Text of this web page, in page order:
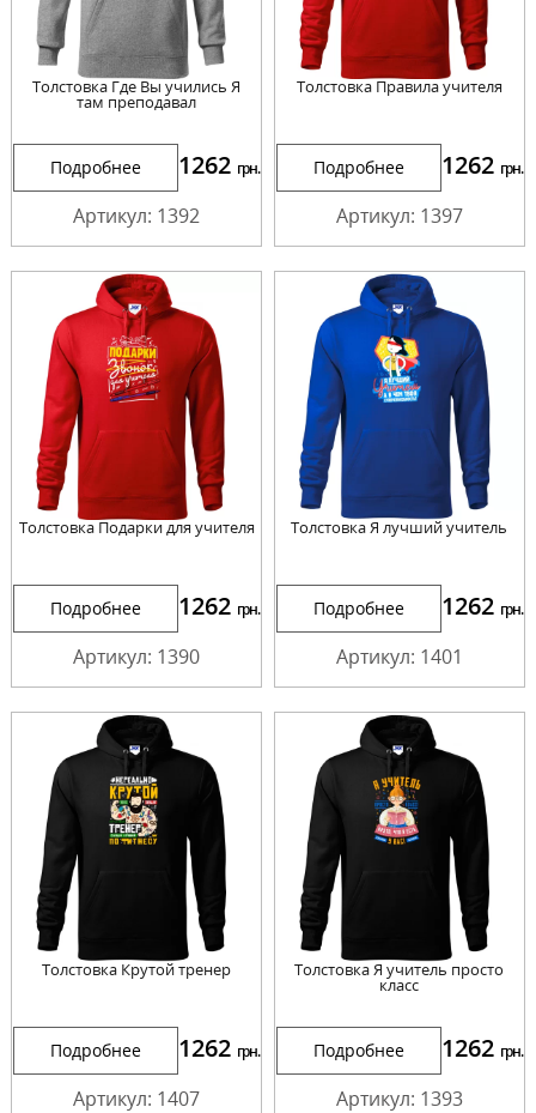
Толстовка Где Вы учились Я
там преподавал
Подробнее 1262 грн.
Артикул: 1392
Толстовка Правила учителя
Подробнее 1262 грн.
Артикул: 1397
Толстовка Подарки для учителя
Подробнее 1262 грн.
Артикул: 1390
Толстовка Я лучший учитель
Подробнее 1262 грн.
Артикул: 1401
Толстовка Крутой тренер
Подробнее 1262 грн.
Артикул: 1407
Толстовка Я учитель просто
класс
Подробнее 1262 грн.
Артикул: 1393